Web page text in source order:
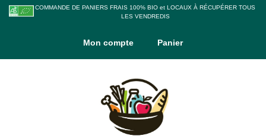
COMMANDE DE PANIERS FRAIS 100% BIO et LOCAUX À RÉCUPÉRER TOUS
LES VENDREDIS
Mon compte Panier